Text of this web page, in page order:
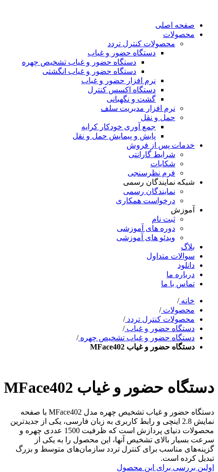
صفحه اصلی
محصولات
محصولات کنترل تردد
دستگاه حضور و غیاب
دستگاه حضور و غیاب تشخیص چهره
دستگاه حضور و غیاب انگشتی
نرم افزار حضور و غیاب
دستگاه اکسس کنترل
گشت و نگهبانی
نرم افزار مدیریت سلف
حمل و نقل
جمع آوری خودکار کرایه
پایش و پیمایش حمل و نقل
خدمات پس از فروش
شرایط گارانتی
شکایات
فرم نظرسنجی
شبکه نمایندگان رسمی
نمایندگان رسمی
درخواست همکاری
آموزش
ثبت نام
دوره های آموزشی
ویدئو های آموزشی
بلاگ
سوالات متداول
دانلود
درباره ما
تماس با ما
خانه /
محصولات /
محصولات کنترل تردد /
دستگاه حضور و غیاب /
دستگاه حضور و غیاب تشخیص چهره /
دستگاه حضور و غیاب MFace402
دستگاه حضور و غیاب MFace402
دستگاه حضور و غیاب تشخیص چهره مدل MFace402 با صفحه
نمایش 2.8 اینچی و رابط کاربری به زبان فارسی، یکی از جدیدترین
محصولات دنیای پردازش است که ظرفیت 1500 عددی چهره و
سرعت بسیار بالای تشخیص آنها، این محصول را به یکی از
گزینه‌های مناسب برای کنترل تردد سازمان‌های متوسط و بزرگ
تبدیل کرده است.
اولین بررسی برای این محصول